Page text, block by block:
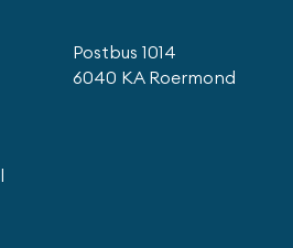
Postbus 1014
6040 KA Roermond